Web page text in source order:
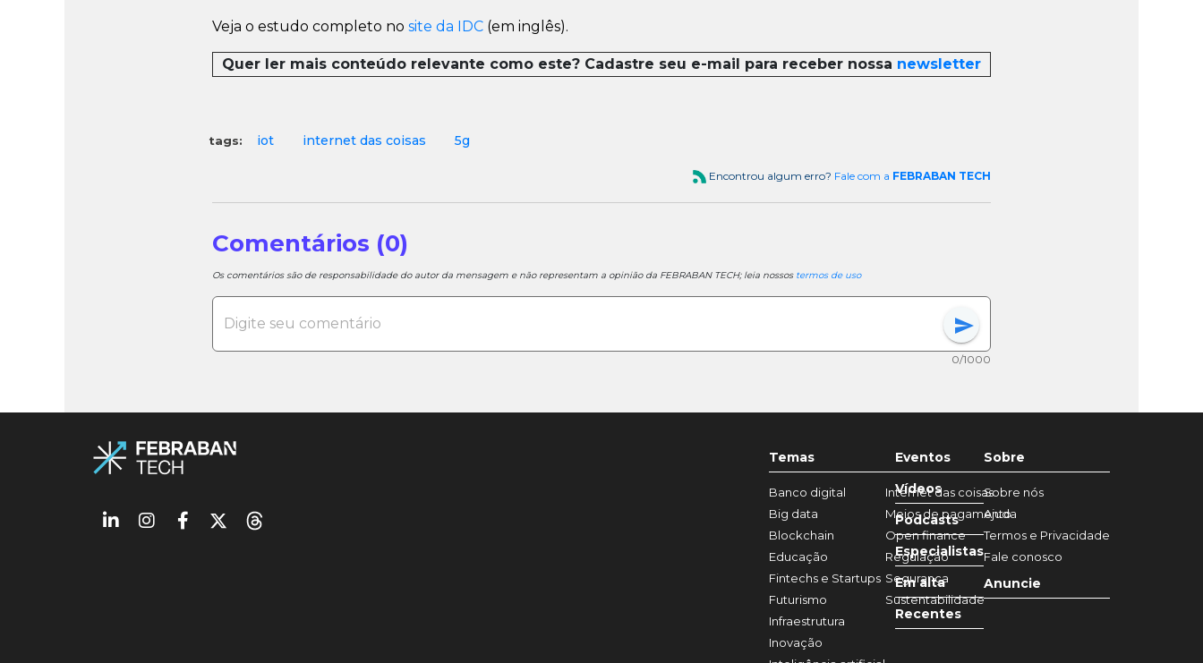
Veja o estudo completo no site da IDC (em inglês).
Quer ler mais conteúdo relevante como este? Cadastre seu e-mail para receber nossa newsletter
tags: iot internet das coisas 5g
Encontrou algum erro? Fale com a FEBRABAN TECH
Comentários (0)
Os comentários são de responsabilidade do autor da mensagem e não representam a opinião da FEBRABAN TECH; leia nossos termos de uso
send
0/1000
Temas
Banco digital
Big data
Blockchain
Educação
Fintechs e Startups
Futurismo
Infraestrutura
Inovação
Internet das coisas
Meios de pagamento
Open finance
Regulação
Segurança
Sustentabilidade
Eventos
Vídeos
Podcasts
Especialistas
Em alta
Recentes
Sobre
Sobre nós
Ajuda
Termos e Privacidade
Fale conosco
Anuncie